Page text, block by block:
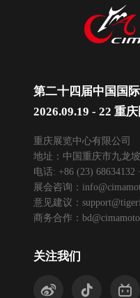
第二十四届中国国
2026.09.19 - 22 重
重庆展览中心有限公司
地址：中国重庆市九龙
电话: +86 (23) 68634132
展会咨询：
意见建议：
商务合作：
关注我们